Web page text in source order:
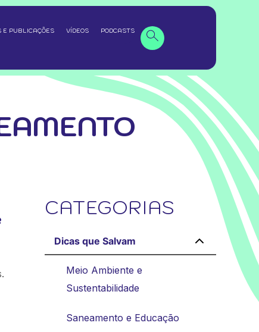
E PUBLICAÇÕES VÍDEOS PODCASTS
CATEGORIAS
Dicas que Salvam
Meio Ambiente e
Sustentabilidade
Saneamento e Educação